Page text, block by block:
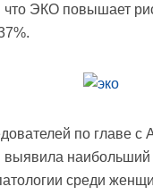
что ЭКО повышает
по главе с
наибольший
среди